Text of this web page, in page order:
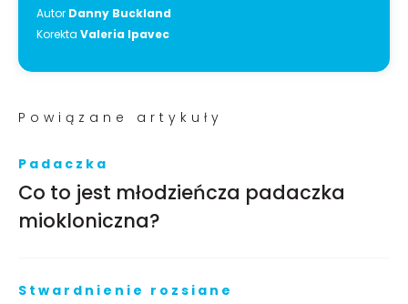
Autor Danny Buckland
Korekta Valeria Ipavec
Powiązane artykuły
Padaczka
Co to jest młodzieńcza padaczka
miokloniczna?
Stwardnienie rozsiane